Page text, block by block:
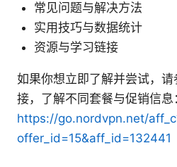
常见问题与解决方法
实用技巧与数据统计
资源与学习链接
如果你想立即了解并尝试，
接，了解不同套餐与促销信息
https://go.nordvpn.net/
offer_id=15&aff_id=132441